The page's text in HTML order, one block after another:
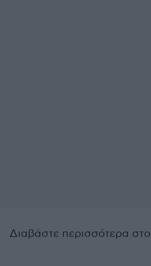
Διαβάστε περισσότερα στο